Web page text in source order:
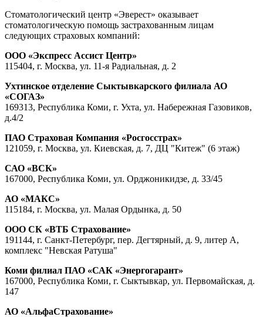
Стоматологический центр «Эверест» оказывает
стоматологическую помощь застрахованным лицам
следующих страховых компаний:
ООО «Экспресс Ассист Центр»
115404, г. Москва, ул. 11-я Радиальная, д. 2
Ухтинское отделение Сыктывкарского филиала АО
«СОГАЗ»
169313, Республика Коми, г. Ухта, ул. Набережная Газовиков,
д.4/2
ПАО Страховая Компания «Росгосстрах»
121059, г. Москва, ул. Киевская, д. 7, ДЦ "Китеж" (6 этаж)
САО «ВСК»
167000, Республика Коми, ул. Орджоникидзе, д. 33/45
АО «МАКС»
115184, г. Москва, ул. Малая Ордынка, д. 50
ООО СК «ВТБ Страхование»
191144, г. Санкт-Петербург, пер. Дегтярный, д. 9, литер А,
комплекс "Невская Ратуша"
Коми филиал ПАО «САК «Энергогарант»
167000, Республика Коми, г. Сыктывкар, ул. Первомайская, д.
147
АО «АльфаСтрахование»